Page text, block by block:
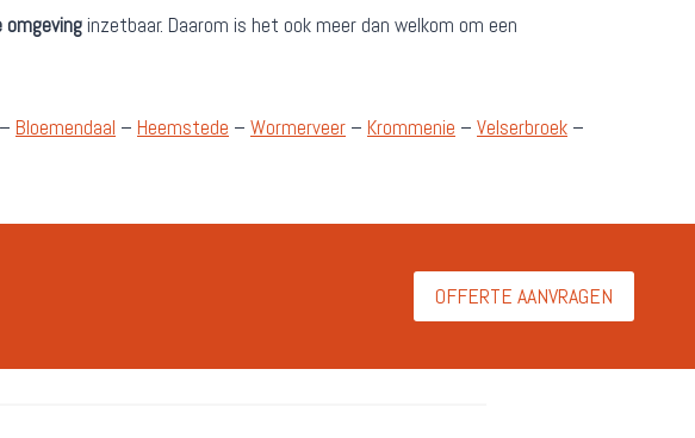
omgeving inzetbaar. Daarom is het ook meer dan welkom om een
– Bloemendaal – Heemstede – Wormerveer – Krommenie – Velserbroek –
OFFERTE AANVRAGEN